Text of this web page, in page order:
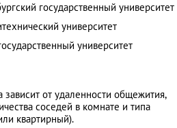
государственный университет
университет
университет
от удаленности общежития,
соседей в комнате и типа
квартирный).